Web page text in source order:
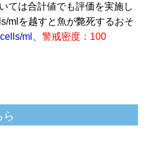
ては合計値でも評価を実施し
mlを越すと魚が斃死するおそ
ml 、警戒密度：100